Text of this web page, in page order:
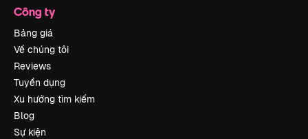
Công ty
Bảng giá
Về chúng tôi
Reviews
Tuyển dụng
Xu hướng tìm kiếm
Blog
Sự kiện